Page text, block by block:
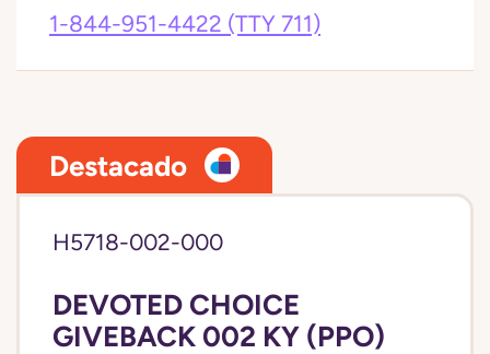
1-844-951-4422 (TTY 711)
Destacado
H5718-002-000
DEVOTED CHOICE
GIVEBACK 002 KY (PPO)